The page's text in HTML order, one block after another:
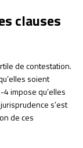
clauses
de contestation.
soient
4 impose qu’elles
jurisprudence s’est
de ces